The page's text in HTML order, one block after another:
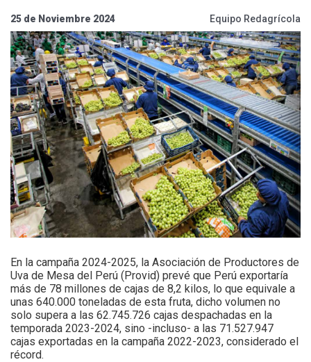
25 de Noviembre 2024 Equipo Redagrícola
En la campaña 2024-2025, la Asociación de Productores de
Uva de Mesa del Perú (Provid) prevé que Perú exportaría
más de 78 millones de cajas de 8,2 kilos, lo que equivale a
unas 640.000 toneladas de esta fruta, dicho volumen no
solo supera a las 62.745.726 cajas despachadas en la
temporada 2023-2024, sino -incluso- a las 71.527.947
cajas exportadas en la campaña 2022-2023, considerado el
récord.